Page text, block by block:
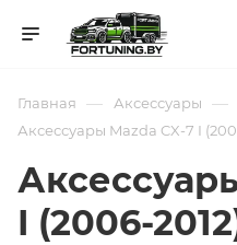
Главная — Аксессуары —
Аксессуары Mazda CX-7 I
I (2006-